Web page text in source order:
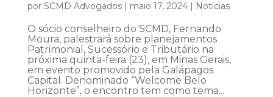
por SCMD Advogados| maio 17, 2024| Notícias
O sócio conselheiro do SCMD, Fernando
Moura, palestrará sobre planejamentos
Patrimonial, Sucessório e Tributário na
próxima quinta-feira (23), em Minas Gerais,
em evento promovido pela Galápagos
Capital. Denominado “Welcome Belo
Horizonte”, o encontro tem como tema...